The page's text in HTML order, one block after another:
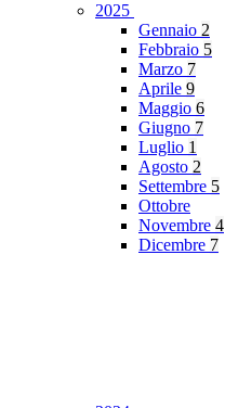
2025
Gennaio 2
Febbraio 5
Marzo 7
Aprile 9
Maggio 6
Giugno 7
Luglio 1
Agosto 2
Settembre 5
Ottobre
Novembre 4
Dicembre 7